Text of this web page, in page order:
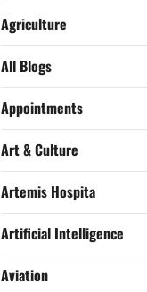
Agriculture
All Blogs
Appointments
Art & Culture
Artemis Hospita
Artificial Intelligence
Aviation